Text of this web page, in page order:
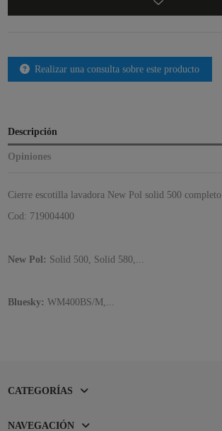
Realizar una consulta sobre este producto
Descripción
Opiniones
Cierre escotilla lavadora New Pol solid 500 completo
Cod: 719004400
New Pol: Solid 500, Solid 580,...
Bluesky: WM400BS/M,...
CATEGORÍAS
NAVEGACIÓN